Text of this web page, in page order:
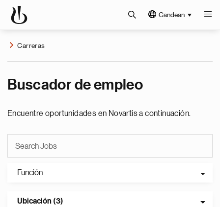
Candean
Carreras
Buscador de empleo
Encuentre oportunidades en Novartis a continuación.
Función
Ubicación (3)